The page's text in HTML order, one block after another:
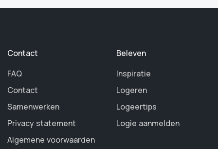
Contact
FAQ
Contact
Samenwerken
Privacy statement
Algemene voorwaarden
Beleven
Inspiratie
Logeren
Logeertips
Logie aanmelden